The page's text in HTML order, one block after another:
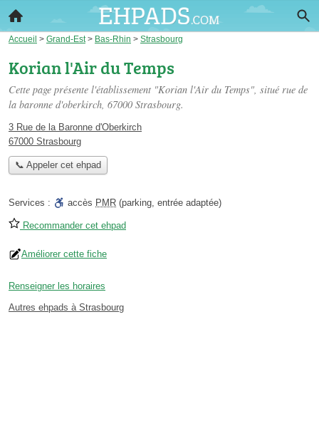
Accueil > Grand-Est> Bas-Rhin > Strasbourg
Korian l'Air du Temps
Cette page présente l'établissement "Korian l'Air du Temps", situé rue de
la baronne d'oberkirch, 67000 Strasbourg.
3 Rue de la Baronne d'Oberkirch
67000 Strasbourg
📞 Appeler cet ehpad
Services : accès PMR (parking, entrée adaptée)
Recommander cet ehpad
Améliorer cette fiche
Renseigner les horaires
Autres ehpads à Strasbourg